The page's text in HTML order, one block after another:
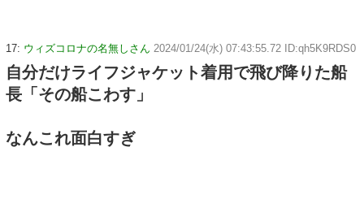
17: ウィズコロナの名無しさん 2024/01/24(水) 07:43:55.72 ID:qh5K9RDS0
自分だけライフジャケット着用で飛び降りた船
長「その船こわす」
なんこれ面白すぎ